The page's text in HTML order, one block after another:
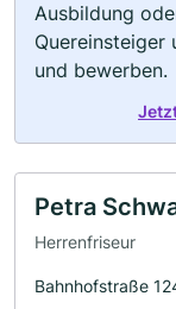
Ausbildung
Quereinsteiger
und bewerben.
Petra
Herrenfriseur
Bahnhofstraße